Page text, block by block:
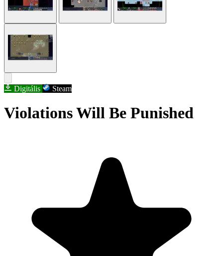
Digitális Steam
Violations Will Be Punished